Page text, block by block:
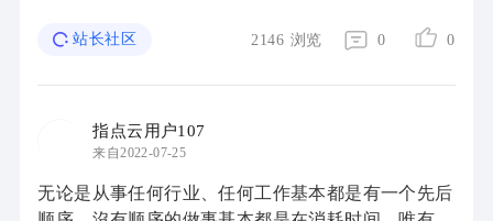
家还可以根据程序编写的专业知识，构建一个个人 ...
站长社区 2146 浏览 0 0
指点云用户107
来自2022-07-25
无论是从事任何行业、任何工作基本都是有一个先后